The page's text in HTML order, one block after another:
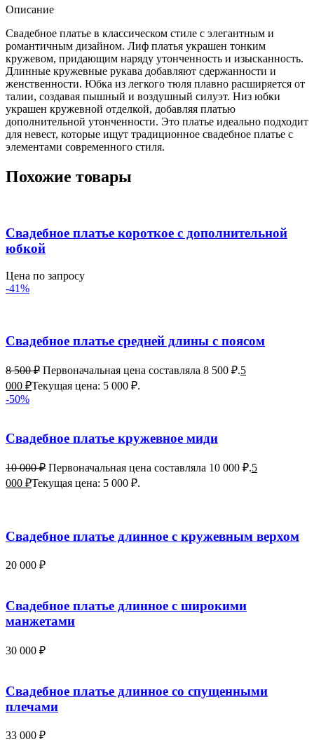
Описание
Свадебное платье в классическом стиле с элегантным и
романтичным дизайном. Лиф платья украшен тонким
кружевом, придающим наряду утонченность и изысканность.
Длинные кружевные рукава добавляют сдержанности и
женственности. Юбка из легкого тюля плавно расширяется от
талии, создавая пышный и воздушный силуэт. Низ юбки
украшен кружевной отделкой, добавляя платью
дополнительной утонченности. Это платье идеально подходит
для невест, которые ищут традиционное свадебное платье с
элементами современного стиля.
Похожие товары
Свадебное платье короткое с дополнительной
юбкой
Цена по запросу
-41%
Свадебное платье средней длины с поясом
8 500₽ Первоначальная цена составляла 8 500 ₽.5
000 ₽Текущая цена: 5 000 ₽.
-50%
Свадебное платье кружевное миди
10 000₽ Первоначальная цена составляла 10 000 ₽.5
000 ₽Текущая цена: 5 000 ₽.
Свадебное платье длинное с кружевным верхом
20 000 ₽
Свадебное платье длинное с широкими
манжетами
30 000 ₽
Свадебное платье длинное со спущенными
плечами
33 000 ₽